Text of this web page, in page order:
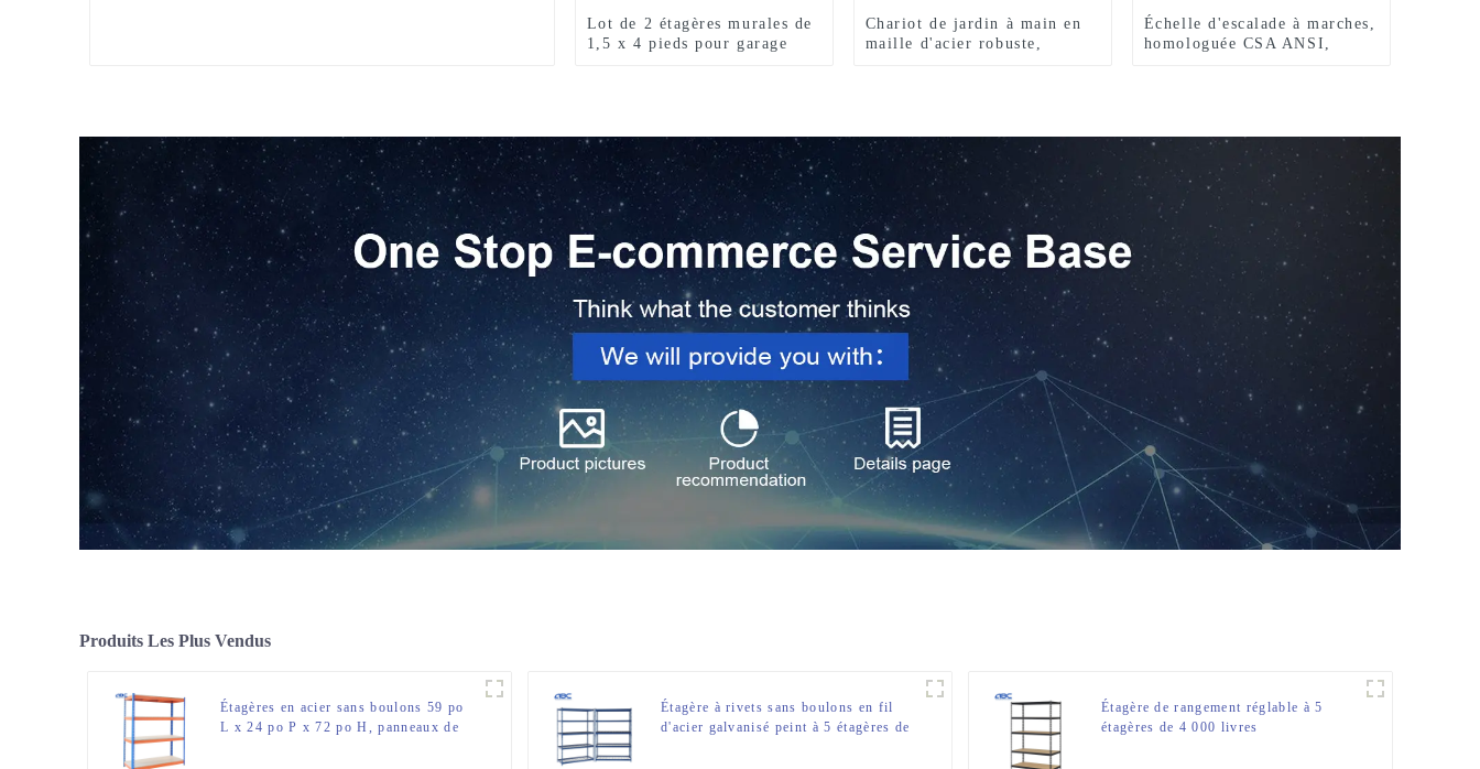
Lot de 2 étagères murales de
1,5 x 4 pieds pour garage
Chariot de jardin à main en
maille d'acier robuste,
Échelle d'escalade à marches,
homologuée CSA ANSI,
Produits Les Plus Vendus
Étagères en acier sans boulons 59 po
L x 24 po P x 72 po H, panneaux de
Étagère à rivets sans boulons en fil
d'acier galvanisé peint à 5 étagères de
Étagère de rangement réglable à 5
étagères de 4 000 livres